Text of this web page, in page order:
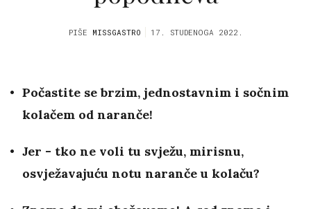
PIŠE MISSGASTRO 17. STUDENOGA 2022.
Počastite se brzim, jednostavnim i sočnim
kolačem od naranče!
Jer - tko ne voli tu svježu, mirisnu,
osvježavajuću notu naranče u kolaču?